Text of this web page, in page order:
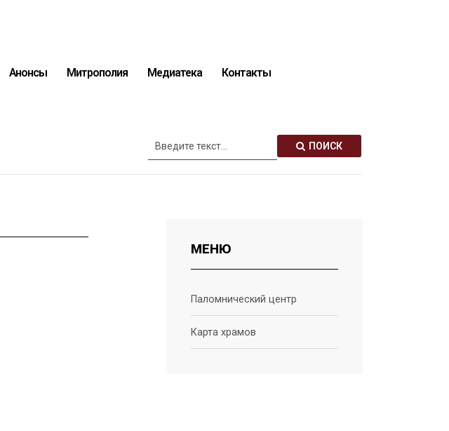
Анонсы Митрополия Медиатека Контакты
ПОИСК
МЕНЮ
Паломнический центр
Карта храмов